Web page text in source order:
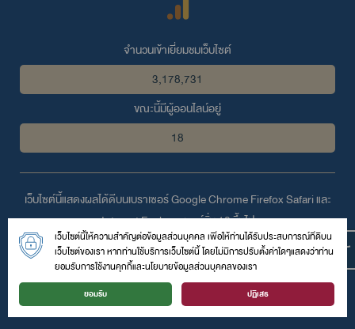
จำนวนเข้าเยี่ยมชมเว็บไซต์
3,178,731
ขณะนี้มีผู้ออนไลน์อยู่
18
เว็บไซต์นี้แสดงผลได้ดีบนเบราเซอร์Google ChromeFirefoxSafariและ
Internet Explorerเวอร์ชั่น 10 ขึ้นไป
© 2559 สงวนลิขสิทธิ์ตามพระราชบัญญัติลิขสิทธิ์โดย สำนักงานสิ่ง
แวดล้อมและควบคุมมลพิษที่ 8
126 ถนนสมบูรณ์กุล ตำบลหน้าเมือง อำเภอเมือง จังหวัดราชบุรี 70000
โทรศัพท์ :0-3232-7603| โทรสาร : - | อีเมล์ :epo08@pcd.go.th
เว็บไซต์นี้ให้ความสำคัญต่อข้อมูลส่วนบุคคล เพื่อให้ท่านได้รับประสบการณ์ที่ดีบน
เว็บไซต์ของเรา หากท่านใช้บริการเว็บไซต์นี้ โดยไม่มีการปรับตั้งค่าใดๆแสดงว่าท่าน
ยอมรับการใช้งานคุกกี้และนโยบายข้อมูลส่วนบุคคลของเรา
ยอมรับ ปฏิเสธ